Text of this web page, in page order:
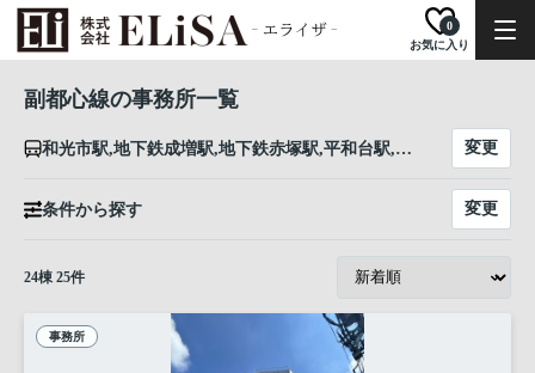
お気に入り
0
副都心線の事務所一覧
和光市駅,地下鉄成増駅,地下鉄赤塚駅,平和台駅,氷川台駅,小竹向原駅,千川駅,要町駅,池袋駅,雑司が谷駅,西早稲田駅,東新宿駅,新宿三丁目駅,北参道駅,原宿駅,渋谷駅 変更
条件から探す 変更
24棟 25件
事務所